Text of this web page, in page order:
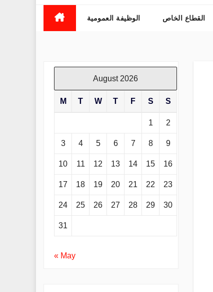
الوظيفة العمومية القطاع الخاص
August 2026
M T W T F S S
1 2
3 4 5 6 7 8 9
10 11 12 13 14 15 16
17 18 19 20 21 22 23
24 25 26 27 28 29 30
31
« May